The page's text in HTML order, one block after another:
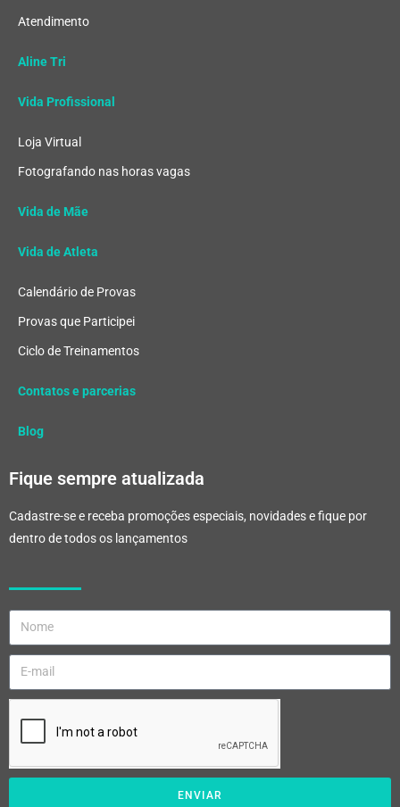
Atendimento
Aline Tri
Vida Profissional
Loja Virtual
Fotografando nas horas vagas
Vida de Mãe
Vida de Atleta
Calendário de Provas
Provas que Participei
Ciclo de Treinamentos
Contatos e parcerias
Blog
Fique sempre atualizada
Cadastre-se e receba promoções especiais, novidades e fique por
dentro de todos os lançamentos
ENVIAR